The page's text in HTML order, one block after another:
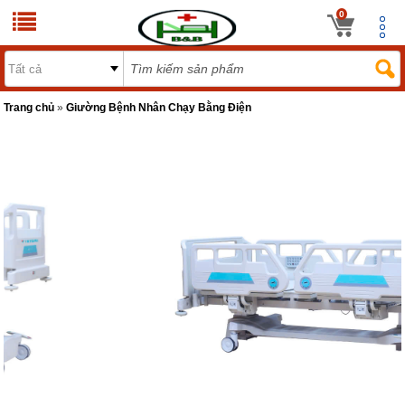
0
Trang chủ »Giường Bệnh Nhân Chạy Bằng Điện